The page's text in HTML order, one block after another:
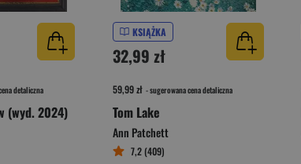
detaliczna
(wyd. 2024)
KSIĄŻKA
32,99 zł
59,99 zł - sugerowana cena detaliczna
Tom Lake
Ann Patchett
7,2 (409)